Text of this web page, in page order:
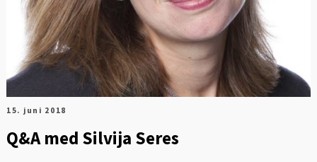
15. juni 2018
Q&A med Silvija Seres